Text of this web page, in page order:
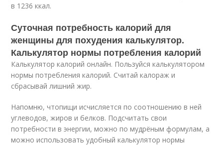
в 1236 ккал.
Суточная потребность калорий для
женщины для похудения калькулятор.
Калькулятор нормы потребления калорий
Калькулятор калорий онлайн. Пользуйся калькулятором
нормы потребления калорий. Считай калораж и
сбрасывай лишний жир.
Напомню, чтопищи исчисляется по соотношению в ней
углеводов, жиров и белков. Подсчитать свои
потребности в энергии, можно по мудрёным формулам, а
можно использовать удобный калькулятор нормы